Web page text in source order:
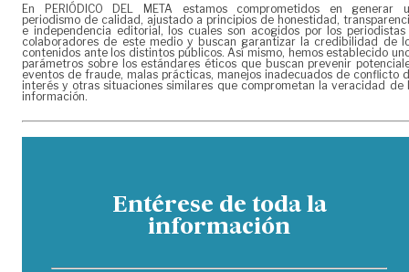
En PERIÓDICO DEL META estamos comprometidos en generar
periodismo de calidad, ajustado a principios de honestidad,
e independencia editorial, los cuales son acogidos por los periodistas
colaboradores de este medio y buscan garantizar la credibilidad de
contenidos ante los distintos públicos. Así mismo, hemos establecido
parámetros sobre los estándares éticos que buscan prevenir
eventos de fraude, malas prácticas, manejos inadecuados de conflicto
interés y otras situaciones similares que comprometan la veracidad de
información.
Entérese de toda la
información